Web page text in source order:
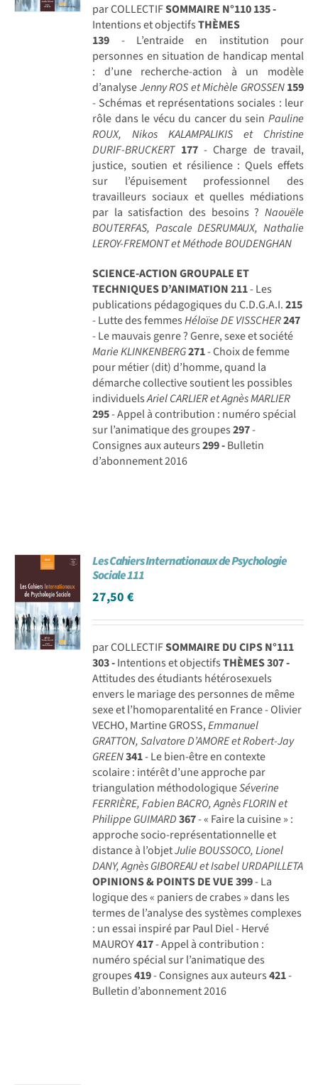
par COLLECTIFSOMMAIRE N°110135 -
Intentions et objectifsTHÈMES
139 - L’entraide en institution pour
personnes en situation de handicap mental
: d’une recherche-action à un modèle
d’analyseJenny ROS et Michèle GROSSEN159
- Schémas et représentations sociales : leur
rôle dans le vécu du cancer du sein Pauline
ROUX, Nikos KALAMPALIKIS et Christine
DURIF-BRUCKERT 177- Charge de travail,
justice, soutien et résilience : Quels effets
sur l’épuisement professionnel des
travailleurs sociaux et quelles médiations
par la satisfaction des besoins ? Naouële
BOUTERFAS, Pascale DESRUMAUX, Nathalie
LEROY-FREMONT et Méthode BOUDENGHAN
SCIENCE-ACTION GROUPALE ET
TECHNIQUES D’ANIMATION211- Les
publications pédagogiques du C.D.G.A.I.215
- Lutte des femmesHéloïse DE VISSCHER247
- Le mauvais genre ? Genre, sexe et société
Marie KLINKENBERG271- Choix de femme
pour métier (dit) d’homme, quand la
démarche collective soutient les possibles
individuelsAriel CARLIER et Agnès MARLIER
295- Appel à contribution : numéro spécial
sur l’animatique des groupes297-
Consignes aux auteurs299 -Bulletin
d’abonnement 2016
Les Cahiers Internationaux de Psychologie
Sociale 111
27,50€
par COLLECTIFSOMMAIRE DU CIPS N°111
303 -Intentions et objectifsTHÈMES307 -
Attitudes des étudiants hétérosexuels
envers le mariage des personnes de même
sexe et l’homoparentalité en France - Olivier
VECHO, Martine GROSS,Emmanuel
GRATTON, Salvatore D’AMORE et Robert-Jay
GREEN341- Le bien-être en contexte
scolaire : intérêt d’une approche par
triangulation méthodologiqueSéverine
FERRIÈRE, Fabien BACRO, Agnès FLORIN et
Philippe GUIMARD367- « Faire la cuisine » :
approche socio-représentationnelle et
distance à l’objetJulie BOUSSOCO, Lionel
DANY, Agnès GIBOREAU et Isabel URDAPILLETA
OPINIONS & POINTS DE VUE399- La
logique des « paniers de crabes » dans les
termes de l’analyse des systèmes complexes
: un essai inspiré par Paul Diel - Hervé
MAUROY417- Appel à contribution :
numéro spécial sur l’animatique des
groupes419- Consignes aux auteurs421-
Bulletin d’abonnement 2016